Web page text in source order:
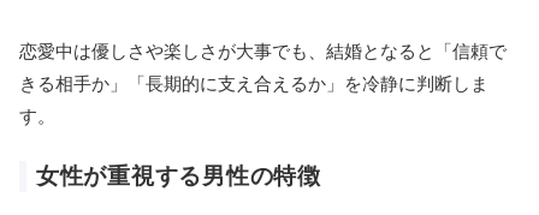
恋愛中は優しさや楽しさが大事でも、結婚となると「信頼で
きる相手か」「長期的に支え合えるか」を冷静に判断しま
す。
女性が重視する男性の特徴